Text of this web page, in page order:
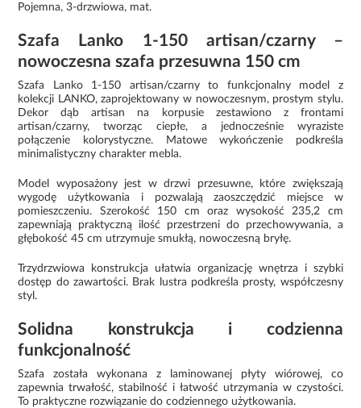
Pojemna, 3-drzwiowa, mat.
Szafa Lanko 1-150 artisan/czarny –
nowoczesna szafa przesuwna 150 cm
Szafa Lanko 1-150 artisan/czarny to funkcjonalny model z
kolekcji LANKO, zaprojektowany w nowoczesnym, prostym stylu.
Dekor dąb artisan na korpusie zestawiono z frontami
artisan/czarny, tworząc ciepłe, a jednocześnie wyraziste
połączenie kolorystyczne. Matowe wykończenie podkreśla
minimalistyczny charakter mebla.
Model wyposażony jest w drzwi przesuwne, które zwiększają
wygodę użytkowania i pozwalają zaoszczędzić miejsce w
pomieszczeniu. Szerokość 150 cm oraz wysokość 235,2 cm
zapewniają praktyczną ilość przestrzeni do przechowywania, a
głębokość 45 cm utrzymuje smukłą, nowoczesną bryłę.
Trzydrzwiowa konstrukcja ułatwia organizację wnętrza i szybki
dostęp do zawartości. Brak lustra podkreśla prosty, współczesny
styl.
Solidna konstrukcja i codzienna
funkcjonalność
Szafa została wykonana z laminowanej płyty wiórowej, co
zapewnia trwałość, stabilność i łatwość utrzymania w czystości.
To praktyczne rozwiązanie do codziennego użytkowania.